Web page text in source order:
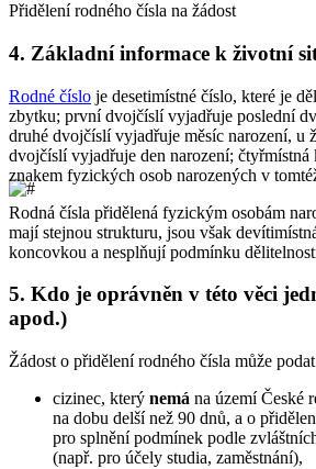
Přidělení rodného čísla na žádost
4. Základní informace k životní
Rodné číslo je desetimístné číslo, které je
zbytku; první dvojčíslí vyjadřuje poslední
druhé dvojčíslí vyjadřuje měsíc narození, u
dvojčíslí vyjadřuje den narození;
znakem fyzických osob narozených v
Rodná čísla přidělená fyzickým osobám
mají stejnou strukturu, jsou však
koncovkou a nesplňují podmínku
5. Kdo je oprávněn v této věci
apod.)
Žádost o přidělení rodného čísla může
cizinec, který nemá na území České
na dobu delší než 90 dnů, a o
pro splnění podmínek podle
(např. pro účely studia, zaměstnání),